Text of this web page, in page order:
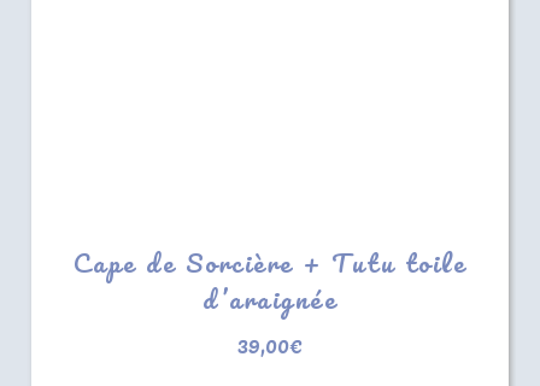
Cape de Sorcière + Tutu toile
d’araignée
39,00€